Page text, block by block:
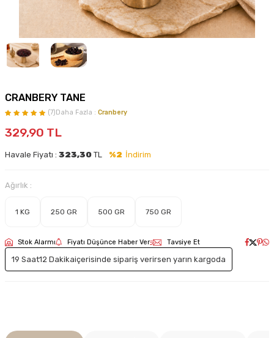
CRANBERY TANE
(7) Daha Fazla :Cranbery
329,90 TL
Havale Fiyatı : 323,30 TL %2 İndirim
Ağırlık :
1 KG 250 GR 500 GR 750 GR
Stok Alarmı Fiyatı Düşünce Haber Ver Tavsiye Et
19 Saat12 Dakikaiçerisinde sipariş verirsen yarın kargoda